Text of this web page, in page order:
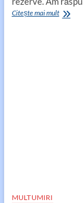
Citește mai multMulţumiri
MULTUMIRI